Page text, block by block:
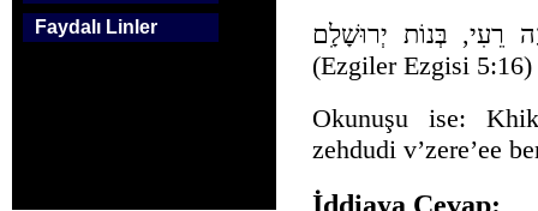
Faydalı Linler
רֵעִי, בְּנוֹת יְרוּשָׁלִָם.
(Ezgiler Ezgisi 5:16)
Okunuşu ise:
zehdudi v’zere’ee
İddiaya Cevap: